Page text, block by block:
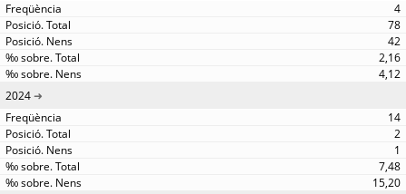
4
78
42
2,16
4,12
2024
14
2
1
7,48
15,20